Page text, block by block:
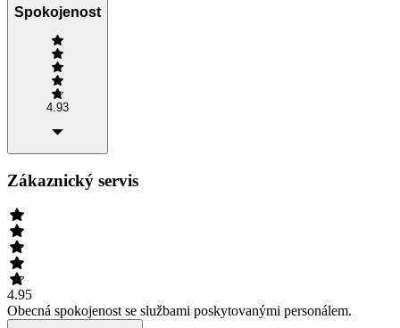
Spokojenost
4.93
Zákaznický servis
4.95
Obecná spokojenost se službami poskytovanými personálem.